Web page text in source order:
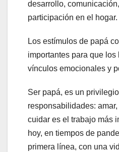
desarrollo,
participación en el hogar.
Los estímulos de papá
importantes para que
vínculos emocionales y
Ser papá, es un
responsabilidades:
cuidar es el trabajo más
hoy, en tiempos de
primera línea, con una